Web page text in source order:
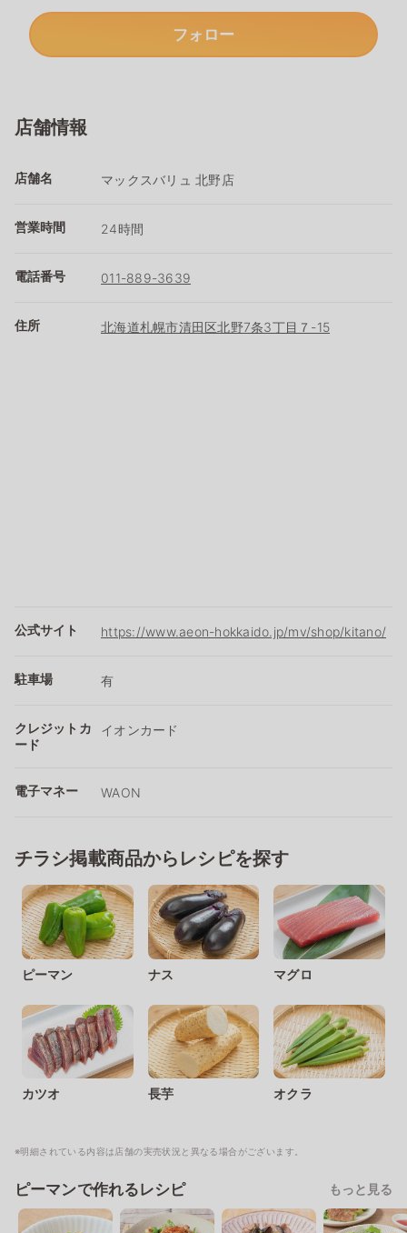
フォロー
店舗情報
店舗名 マックスバリュ 北野店
営業時間 24時間
電話番号 011-889-3639
住所 北海道札幌市清田区北野7条3丁目７-15
公式サイト https://www.aeon-hokkaido.jp/mv/shop/kitano/
駐車場 有
クレジットカ
ード
イオンカード
電子マネー WAON
チラシ掲載商品からレシピを探す
ピーマン ナス マグロ
カツオ 長芋 オクラ
※明細されている内容は店舗の実売状況と異なる場合がございます。
ピーマンで作れるレシピ もっと見る